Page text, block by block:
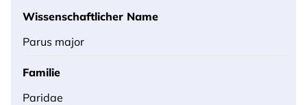
Wissenschaftlicher Name
Parus major
Familie
Paridae